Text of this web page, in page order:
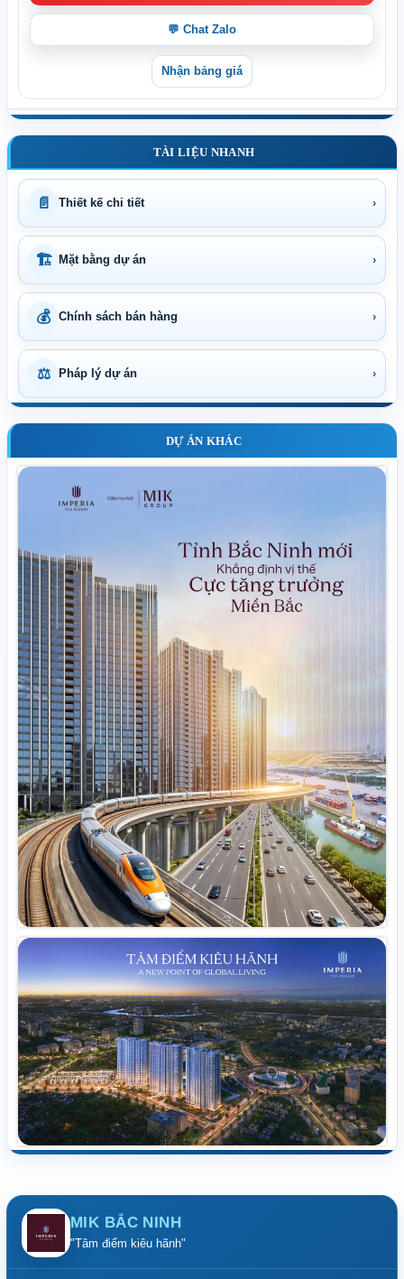
💬 Chat Zalo
Nhận bảng giá
TÀI LIỆU NHANH
📄 Thiết kế chi tiết ›
🏗 Mặt bằng dự án ›
💰 Chính sách bán hàng ›
⚖ Pháp lý dự án ›
DỰ ÁN KHÁC
MIK BẮC NINH
"Tâm điểm kiêu hãnh"